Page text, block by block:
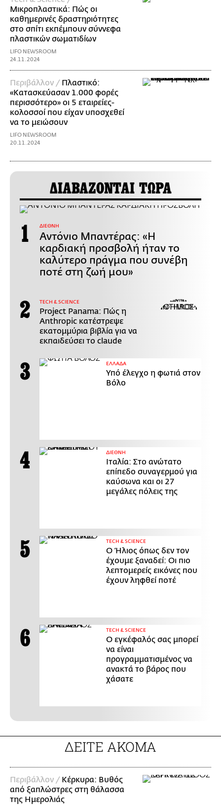
Μικροπλαστικά: Πώς οι
καθημερινές δραστηριότητες
στο σπίτι εκπέμπουν σύννεφα
πλαστικών σωματιδίων
LIFO NEWSROOM
24.11.2024
Περιβάλλον / Πλαστικό:
«Κατασκεύασαν 1.000 φορές
περισσότερο» οι 5 εταιρείες-
κολοσσοί που είχαν υποσχεθεί
να το μειώσουν
LIFO NEWSROOM
20.11.2024
ΔΙΑΒΑΖΟΝΤΑΙ ΤΩΡΑ
ΔΙΕΘΝΗ
Αντόνιο Μπαντέρας: «Η
καρδιακή προσβολή ήταν το
καλύτερο πράγμα που συνέβη
ποτέ στη ζωή μου»
ΤECH & SCIENCE
Project Panama: Πώς η
Anthropic κατέστρεψε
εκατομμύρια βιβλία για να
εκπαιδεύσει το claude
ΕΛΛΑΔΑ
Υπό έλεγχο η φωτιά στον
Βόλο
ΔΙΕΘΝΗ
Ιταλία: Στο ανώτατο
επίπεδο συναγερμού για
καύσωνα και οι 27
μεγάλες πόλεις της
ΤECH & SCIENCE
Ο Ήλιος όπως δεν τον
έχουμε ξαναδεί: Οι πιο
λεπτομερείς εικόνες που
έχουν ληφθεί ποτέ
ΤECH & SCIENCE
Ο εγκέφαλός σας μπορεί
να είναι
προγραμματισμένος να
ανακτά το βάρος που
χάσατε
ΔΕΙΤΕ ΑΚΟΜΑ
Περιβάλλον / Κέρκυρα: Βυθός
από ξαπλώστρες στη θάλασσα
της Ημερολιάς